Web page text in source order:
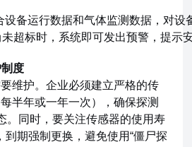
设备运行数据和气体监测数据，对
超标时，系统即可发出预警，提示
度
维护。企业必须建立严格的传
半年或一年一次），确保探测
。同时，要关注传感器的使用寿
到期强制更换，避免使用“僵尸探